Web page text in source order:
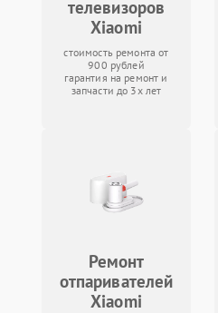
телевизоров
Xiaomi
стоимость ремонта от
900 рублей
гарантия на ремонт и
запчасти до 3х лет
Ремонт
отпаривателей
Xiaomi